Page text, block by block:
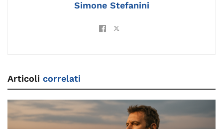
Simone Stefanini
Articoli correlati